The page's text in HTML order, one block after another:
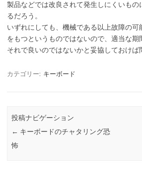
製品などでは改良されて発生しにくいもの
るだろう。
いずれにしても、機械である以上故障の可
をもつというものではないので、適当な期
それで良いのではないかと妥協しておけば
カテゴリー: キーボード
投稿ナビゲーション
← キーボードのチャタリング恐
怖